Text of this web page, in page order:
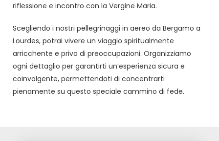
riflessione e incontro con la Vergine Maria.
Scegliendo i nostri pellegrinaggi in aereo da Bergamo a
Lourdes, potrai vivere un viaggio spiritualmente
arricchente e privo di preoccupazioni. Organizziamo
ogni dettaglio per garantirti un’esperienza sicura e
coinvolgente, permettendoti di concentrarti
pienamente su questo speciale cammino di fede.